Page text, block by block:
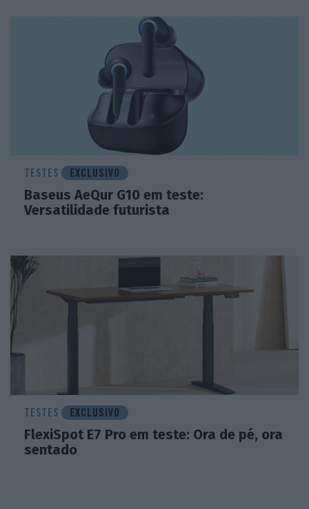
TESTES EXCLUSIVO
Baseus AeQur G10 em teste:
Versatilidade futurista
TESTES EXCLUSIVO
FlexiSpot E7 Pro em teste: Ora de pé, ora
sentado